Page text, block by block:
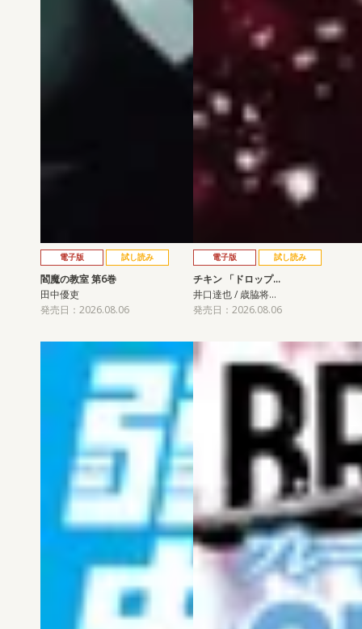
電子版 試し読み
閻魔の教室 第6巻
田中優吏
発売日：2026.08.06
電子版 試し読み
チキン 「ドロップ…
井口達也 / 歳脇将…
発売日：2026.08.06